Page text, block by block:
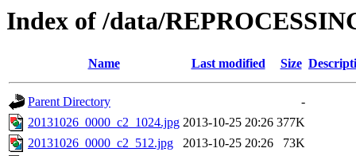
Index of /data/
Name Last modified Size
Parent Directory
-
20131026_0000_c2_1024.jpg 2013-10-25 20:26 377K
20131026_0000_c2_512.jpg
2013-10-25 20:26
73K